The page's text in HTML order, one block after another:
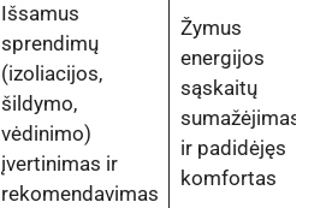
Išsamus
sprendimų
(izoliacijos,
šildymo,
vėdinimo)
įvertinimas ir
rekomendavimas
Žymus
energijos
sąskaitų
sumažėjimas
ir padidėjęs
komfortas